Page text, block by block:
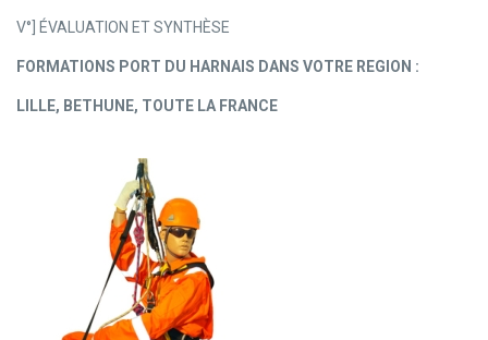
V°] ÉVALUATION ET SYNTHÈSE
FORMATIONS PORT DU HARNAIS DANS VOTRE REGION :
LILLE, BETHUNE, TOUTE LA FRANCE